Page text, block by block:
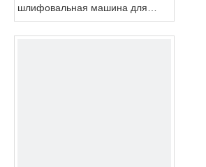
шлифовальная машина для
авторемонта